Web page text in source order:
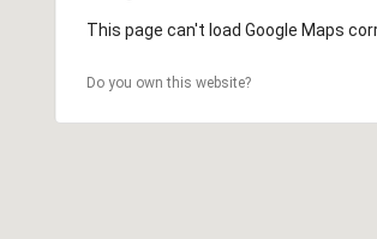
This page can't load Google Maps
Do you own this website?